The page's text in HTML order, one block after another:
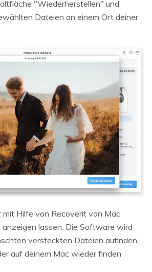
"Wiederherstellen" und
Dateien an einem Ort deiner
mit Hilfe von Recoverit von Mac
lassen. Die Software wird
versteckten Dateien aufinden,
auf deinem Mac wieder finden